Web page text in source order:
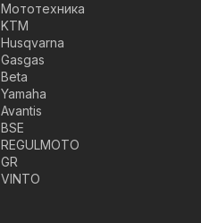
Мототехника
KTM
Husqvarna
Gasgas
Beta
Yamaha
Avantis
BSE
REGULMOTO
GR
VINTO